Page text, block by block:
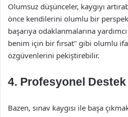
Olumsuz düşünceler, kaygıyı
önce kendilerini olumlu bir
başarıya odaklanmalarına
benim için bir fırsat" gibi olumlu
özgüvenlerini pekiştirebilir.
4. Profesyonel Destek
Bazen, sınav kaygısı ile başa